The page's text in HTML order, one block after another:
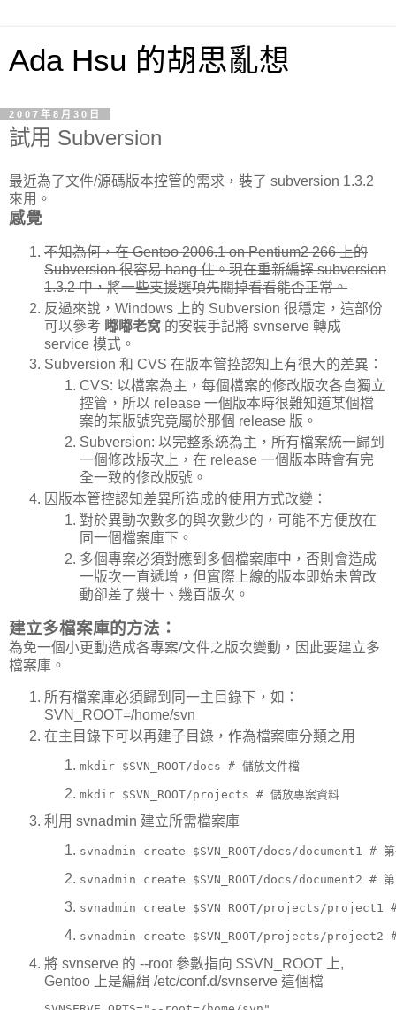
Ada Hsu 的胡思亂想
2007年8月30日
試用 Subversion
最近為了文件/源碼版本控管的需求，裝了 subversion 1.3.2
來用。
感覺
不知為何，在 Gentoo 2006.1 on Pentium2 266 上的
Subversion 很容易 hang 住。現在重新編譯 subversion
1.3.2 中，將一些支援選項先關掉看看能否正常。
反過來說，Windows 上的 Subversion 很穩定，這部份
可以參考 嘟嘟老窝 的安裝手記將 svnserve 轉成
service 模式。
Subversion 和 CVS 在版本管控認知上有很大的差異：
CVS: 以檔案為主，每個檔案的修改版次各自獨立
控管，所以 release 一個版本時很難知道某個檔
案的某版號究竟屬於那個 release 版。
Subversion: 以完整系統為主，所有檔案統一歸到
一個修改版次上，在 release 一個版本時會有完
全一致的修改版號。
因版本管控認知差異所造成的使用方式改變：
對於異動次數多的與次數少的，可能不方便放在
同一個檔案庫下。
多個專案必須對應到多個檔案庫中，否則會造成
一版次一直遞增，但實際上線的版本即始未曾改
動卻差了幾十、幾百版次。
建立多檔案庫的方法：
為免一個小更動造成各專案/文件之版次變動，因此要建立多
檔案庫。
所有檔案庫必須歸到同一主目錄下，如：
SVN_ROOT=/home/svn
在主目錄下可以再建子目錄，作為檔案庫分類之用
mkdir $SVN_ROOT/docs # 儲放文件檔
mkdir $SVN_ROOT/projects # 儲放專案資料
利用 svnadmin 建立所需檔案庫
svnadmin create $SVN_ROOT/docs/document1 # 第
svnadmin create $SVN_ROOT/docs/document2 # 第
svnadmin create $SVN_ROOT/projects/project1 #
svnadmin create $SVN_ROOT/projects/project2 #
將 svnserve 的 --root 參數指向 $SVN_ROOT 上,
Gentoo 上是編緝 /etc/conf.d/svnserve 這個檔